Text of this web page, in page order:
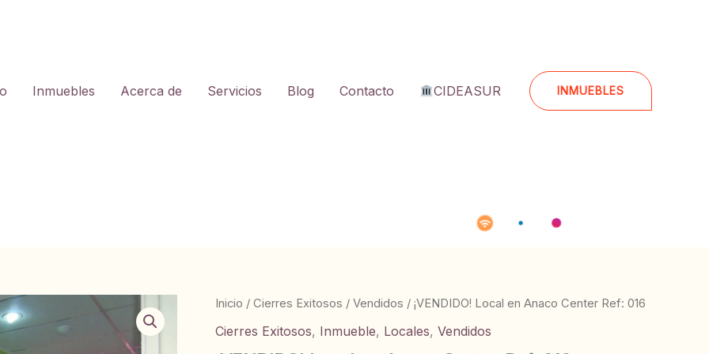
Inmuebles Acerca de Servicios Blog Contacto CIDEASUR INMUEBLES
Inicio / Cierres Exitosos / Vendidos / ¡VENDIDO! Local en Anaco Center Ref: 016
Cierres Exitosos, Inmueble, Locales, Vendidos